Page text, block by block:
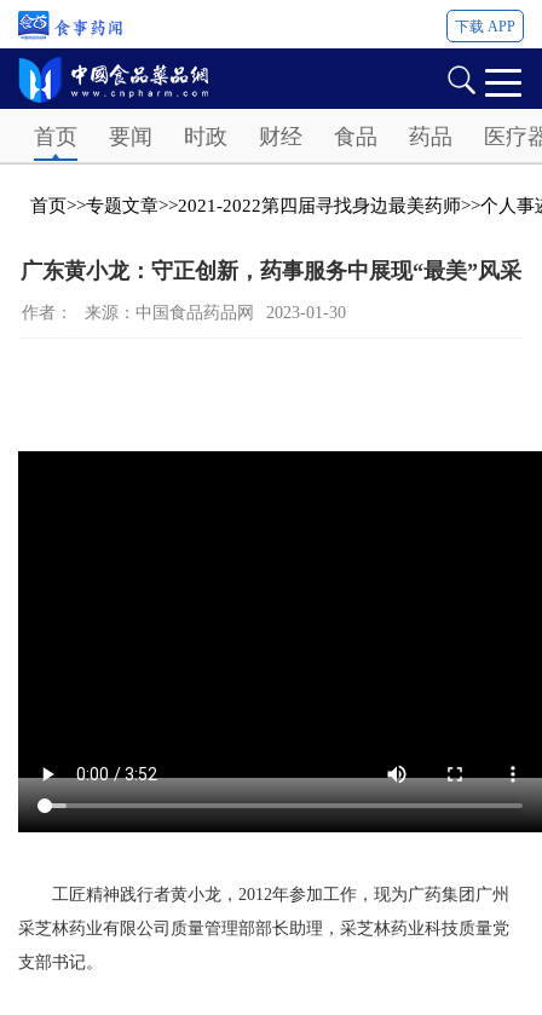
下载 APP
首页 要闻 时政 财经 食品 药品 医疗
首页>>专题文章>>2021-2022第四届寻找身边最美药师>>个人事
广东黄小龙：守正创新，药事服务中展现“最美”风采
作者： 来源：中国食品药品网 2023-01-30
工匠精神践行者黄小龙，2012年参加工作，现为广药集团广州
采芝林药业有限公司质量管理部部长助理，采芝林药业科技质量党
支部书记。